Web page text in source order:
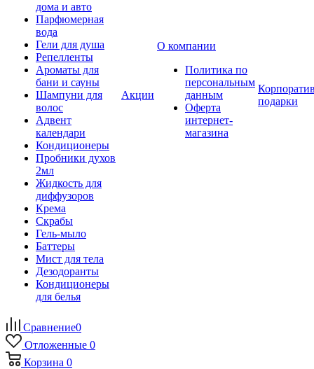
дома и авто
Парфюмерная
вода
Гели для душа
Репелленты
Ароматы для
бани и сауны
Шампуни для
волос
Адвент
календари
Кондиционеры
Пробники духов
2мл
Жидкость для
диффузоров
Крема
Скрабы
Гель-мыло
Баттеры
Мист для тела
Дезодоранты
Кондиционеры
для белья
Акции
О компании
Политика по
персональным
данным
Оферта
интернет-
магазина
подарки
Сравнение0
Отложенные 0
Корзина 0